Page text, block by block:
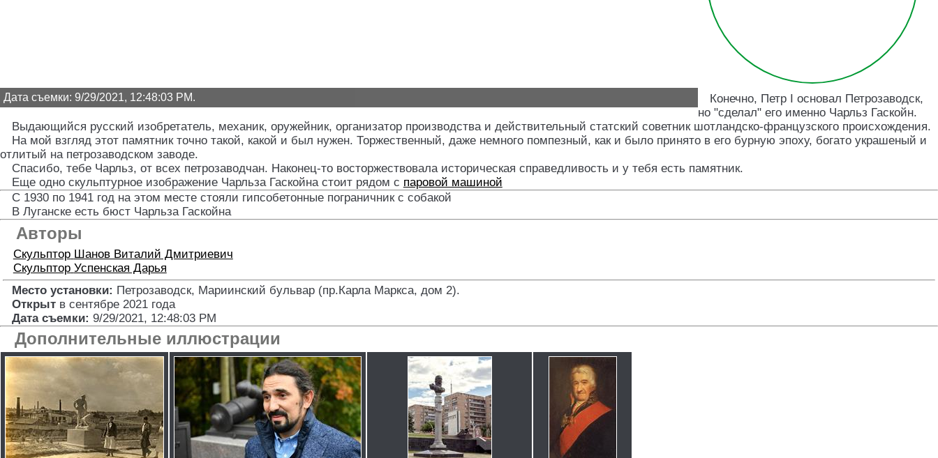
Дата съемки: 9/29/2021, 12:48:03 PM.
Конечно, Петр I основал Петрозаводск,
но "сделал" его именно Чарльз Гаскойн.
Выдающийся русский изобретатель, механик, оружейник, организатор производства и действительный статский советник шотландско-французского происхождения.
На мой взгляд этот памятник точно такой, какой и был нужен. Торжественный, даже немного помпезный, как и было принято в его бурную эпоху, богато украшеный и
отлитый на петрозаводском заводе.
Спасибо, тебе Чарльз, от всех петрозаводчан. Наконец-то восторжествовала историческая справедливость и у тебя есть памятник.
Еще одно скульптурное изображение Чарльза Гаскойна стоит рядом с паровой машиной
С 1930 по 1941 год на этом месте стояли гипсобетонные пограничник с собакой
В Луганске есть бюст Чарльза Гаскойна
Авторы
Скульптор Шанов Виталий Дмитриевич
Скульптор Успенская Дарья
Место установки: Петрозаводск, Мариинский бульвар (пр.Карла Маркса, дом 2).
Открыт в сентябре 2021 года
Дата съемки: 9/29/2021, 12:48:03 PM
Дополнительные иллюстрации